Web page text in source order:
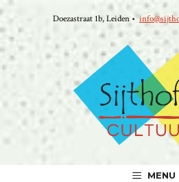
Ga
naar
de
inhoud
Doezastraat 1b, Leiden •
MENU